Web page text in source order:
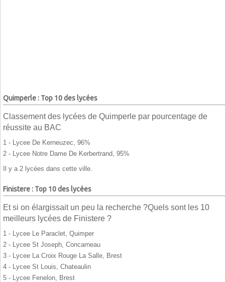
Quimperle : Top 10 des lycées
Classement des lycées de Quimperle par pourcentage de
réussite au BAC
1 - Lycee De Kerneuzec, 96%
2 - Lycee Notre Dame De Kerbertrand, 95%
Il y a 2 lycées dans cette ville.
Finistere : Top 10 des lycées
Et si on élargissait un peu la recherche ?Quels sont les 10
meilleurs lycées de Finistere ?
1 - Lycee Le Paraclet, Quimper
2 - Lycee St Joseph, Concarneau
3 - Lycee La Croix Rouge La Salle, Brest
4 - Lycee St Louis, Chateaulin
5 - Lycee Fenelon, Brest